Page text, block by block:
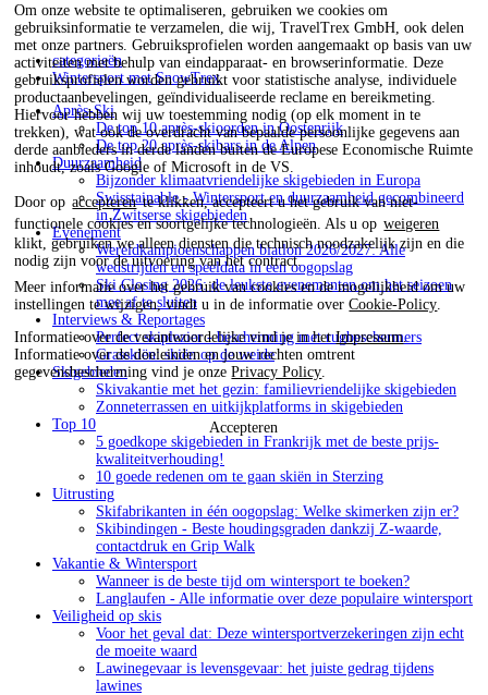
Om onze website te optimaliseren, gebruiken we cookies om
gebruiksinformatie te verzamelen, die wij, TravelTrex GmbH, ook delen
met onze partners. Gebruiksprofielen worden aangemaakt op basis van uw
activiteiten met behulp van eindapparaat- en browserinformatie. Deze
gebruiksprofielen worden gebruikt voor statistische analyse, individuele
productaanbevelingen, geïndividualiseerde reclame en bereikmeting.
Hiervoor hebben wij uw toestemming nodig (op elk moment in te
trekken), wat ook de overdracht van bepaalde persoonlijke gegevens aan
derde aanbieders in derde landen buiten de Europese Economische Ruimte
inhoudt, zoals Google of Microsoft in de VS.
Door op accepterente klikken, accepteert u het gebruik van niet-
functionele cookies en soortgelijke technologieën. Als u op weigeren
klikt, gebruiken we alleen diensten die technisch noodzakelijk zijn en die
nodig zijn voor de uitvoering van het contract.
Meer informatie over het gebruik van cookies en de mogelijkheid om uw
instellingen te wijzigen, vindt u in de informatie overCookie-Policy.
Informatie over de verantwoordelijke vind je in hetImpressum.
Informatie over de doeleinden en jouw rechten omtrent
gegevensbescherming vind je onzePrivacy Policy.
Accepteren
categorieën
Wintersport met SnowTrex
Après-Ski
De top 10 après-skioorden in Oostenrijk
De top 20 après-skibars in de Alpen
Duurzaamheid
Bijzonder klimaatvriendelijke skigebieden in Europa
Swisstainable - Wintersport en duurzaamheid gecombineerd
in Zwitserse skigebieden
Evenement
Wereldkampioenschappen biatlon 2026/2027: Alle
wedstrijden en speeldata in een oogopslag
Ski Closing 2026: de leukste evenementen om het seizoen
mee af te sluiten
Interviews & Reportages
Perfect skiplezier - bescherming met rugbeschermers
Grasskiën: skiën op de weide
Skigebieden
Skivakantie met het gezin: familievriendelijke skigebieden
Zonneterrassen en uitkijkplatforms in skigebieden
Top 10
5 goedkope skigebieden in Frankrijk met de beste prijs-
kwaliteitverhouding!
10 goede redenen om te gaan skiën in Sterzing
Uitrusting
Skifabrikanten in één oogopslag: Welke skimerken zijn er?
Skibindingen - Beste houdingsgraden dankzij Z-waarde,
contactdruk en Grip Walk
Vakantie & Wintersport
Wanneer is de beste tijd om wintersport te boeken?
Langlaufen - Alle informatie over deze populaire wintersport
Veiligheid op skis
Voor het geval dat: Deze wintersportverzekeringen zijn echt
de moeite waard
Lawinegevaar is levensgevaar: het juiste gedrag tijdens
lawines